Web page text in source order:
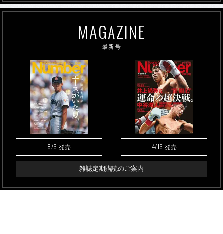
MAGAZINE
最新号
8/6 発売 4/16 発売
雑誌定期購読のご案内